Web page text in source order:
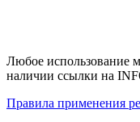
Любое использование
наличии ссылки на
Правила применения